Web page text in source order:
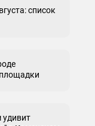
список
удивит